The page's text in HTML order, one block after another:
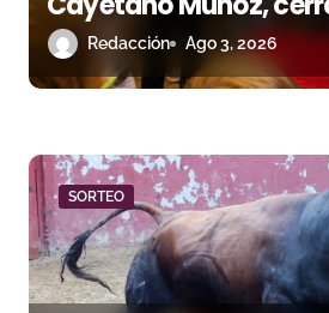
t
r
d
a
s
de las Colombinas
Redacción Ago 3, 2026
SORTEO